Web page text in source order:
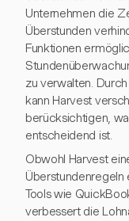
Unternehmen die
Überstunden
Funktionen
zu verwalten.
kann Harvest
berücksichtigen,
entscheidend ist.
Obwohl Harvest
Tools wie
verbessert die